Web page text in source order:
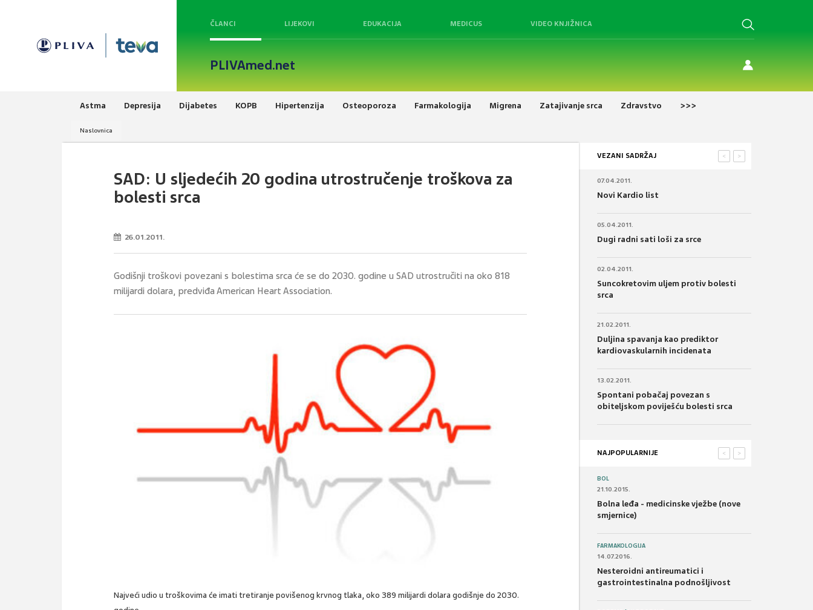
ČLANCI LIJEKOVI EDUKACIJA MEDICUS VIDEO KNJIŽNICA
PLIVAmed.net
Astma Depresija Dijabetes KOPB Hipertenzija Osteoporoza Farmakologija Migrena Zatajivanje srca Zdravstvo >>>
Naslovnica
SAD: U sljedećih 20 godina utrostručenje troškova za
bolesti srca
26.01.2011.
Godišnji troškovi povezani s bolestima srca će se do 2030. godine u SAD utrostručiti na oko 818
milijardi dolara, predviđa American Heart Association.
Najveći udio u troškovima će imati tretiranje povišenog krvnog tlaka, oko 389 milijardi dolara godišnje do 2030.
VEZANI SADRŽAJ >
<
07.04.2011.
Novi Kardio list
05.04.2011.
Dugi radni sati loši za srce
02.04.2011.
Suncokretovim uljem protiv bolesti
srca
21.02.2011.
Duljina spavanja kao prediktor
kardiovaskularnih incidenata
13.02.2011.
Spontani pobačaj povezan s
obiteljskom poviješću bolesti srca
NAJPOPULARNIJE >
<
BOL
21.10.2015.
Bolna leđa - medicinske vježbe (nove
smjernice)
FARMAKOLOGIJA
14.07.2016.
Nesteroidni antireumatici i
gastrointestinalna podnošljivost